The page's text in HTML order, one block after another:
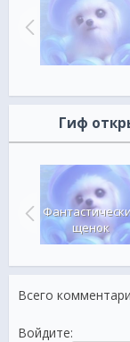
Гиф
щенок
Всего
Войдите: